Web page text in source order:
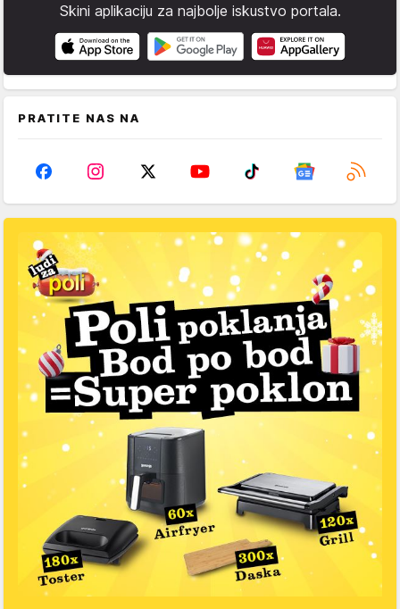
Skini aplikaciju za najbolje iskustvo portala.
PRATITE NAS NA